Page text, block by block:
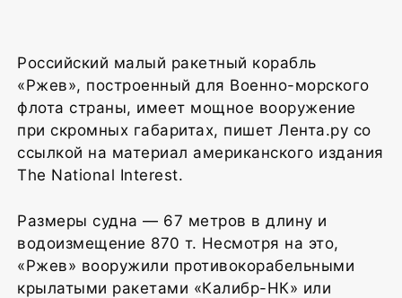
Российский малый ракетный корабль
«Ржев», построенный для Военно-морского
флота страны, имеет мощное вооружение
при скромных габаритах, пишет Лента.ру со
ссылкой на материал американского издания
The National Interest.
Размеры судна — 67 метров в длину и
водоизмещение 870 т. Несмотря на это,
«Ржев» вооружили противокорабельными
крылатыми ракетами «Калибр-НК» или